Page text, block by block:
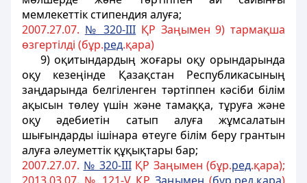
мемлекеттік стипендия алуға;
2007.27.07. № 320-III ҚР Заңымен 9) тармақша
өзгертілді (бұр.ред.қара)
9) оқитындардың жоғары оқу орындарында
оқу кезеңiнде Қазақстан Республикасының
заңдарында белгiленген тәртiппен кәсiби білім
ақысын төлеу үшін және тамаққа, тұруға және
оқу әдебиетiн сатып алуға жұмсалатын
шығындарды iшiнара өтеуге білім беру грантын
алуға әлеуметтiк құқықтары бар;
2007.27.07. № 320-IIIҚР Заңымен (бұр.ред.қара);